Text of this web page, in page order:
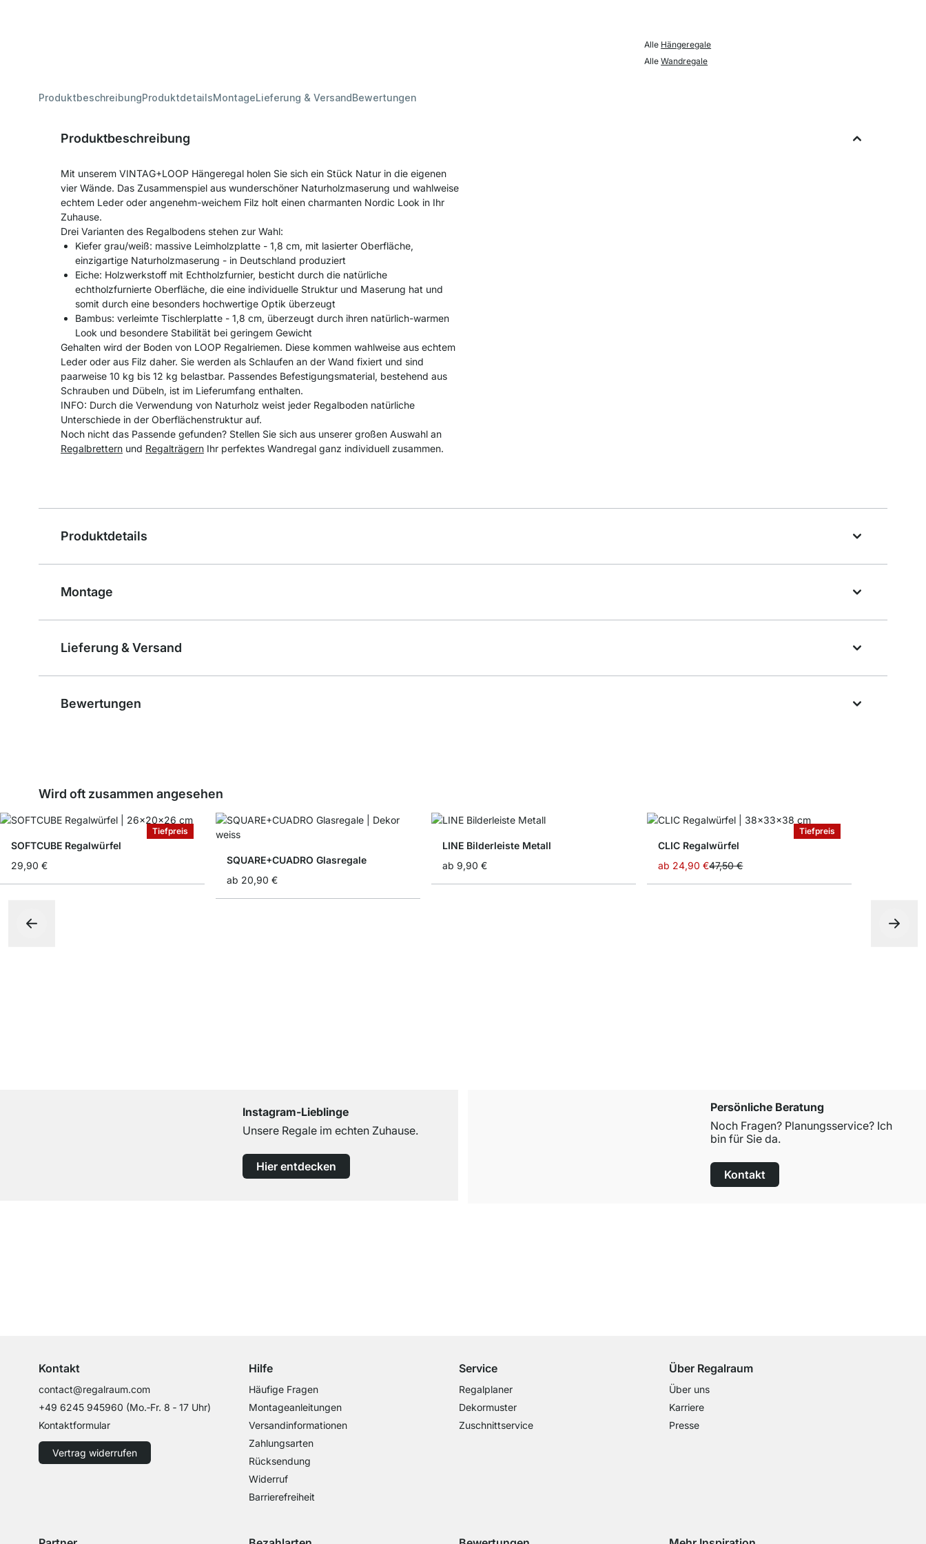
Alle Hängeregale
AlleWandregale
ProduktbeschreibungProduktdetailsMontageLieferung & VersandBewertungen
Produktbeschreibung
Mit unserem VINTAG+LOOP Hängeregal holen Sie sich ein Stück Natur in die eigenen
vier Wände. Das Zusammenspiel aus wunderschöner Naturholzmaserung und wahlweise
echtem Leder oder angenehm-weichem Filz holt einen charmanten Nordic Look in Ihr
Zuhause.
Drei Varianten des Regalbodens stehen zur Wahl:
Kiefer grau/weiß: massive Leimholzplatte - 1,8 cm, mit lasierter Oberfläche,
einzigartige Naturholzmaserung - in Deutschland produziert
Eiche: Holzwerkstoff mit Echtholzfurnier, besticht durch die natürliche
echtholzfurnierte Oberfläche, die eine individuelle Struktur und Maserung hat und
somit durch eine besonders hochwertige Optik überzeugt
Bambus: verleimte Tischlerplatte - 1,8 cm, überzeugt durch ihren natürlich-warmen
Look und besondere Stabilität bei geringem Gewicht
Gehalten wird der Boden von LOOP Regalriemen. Diese kommen wahlweise aus echtem
Leder oder aus Filz daher. Sie werden als Schlaufen an der Wand fixiert und sind
paarweise 10 kg bis 12 kg belastbar. Passendes Befestigungsmaterial, bestehend aus
Schrauben und Dübeln, ist im Lieferumfang enthalten.
INFO: Durch die Verwendung von Naturholz weist jeder Regalboden natürliche
Unterschiede in der Oberflächenstruktur auf.
Noch nicht das Passende gefunden? Stellen Sie sich aus unserer großen Auswahl an
Regalbrettern und Regalträgern Ihr perfektes Wandregal ganz individuell zusammen.
Produktdetails
Montage
Lieferung & Versand
Bewertungen
Wird oft zusammen angesehen
Tiefpreis
SOFTCUBE Regalwürfel
29,90 €
SQUARE+CUADRO Glasregale
ab 20,90 €
LINE Bilderleiste Metall
ab 9,90 €
Tiefpreis
CLIC Regalwürfel
ab 24,90 €47,50 €
Instagram-Lieblinge
Unsere Regale im echten Zuhause.
Hier entdecken
Persönliche Beratung
Noch Fragen? Planungsservice? Ich
bin für Sie da.
Kontakt
Kontakt
contact@regalraum.com
+49 6245 945960 (Mo.‑Fr. 8 ‑ 17 Uhr)
Kontaktformular
Vertrag widerrufen
Hilfe
Häufige Fragen
Montageanleitungen
Versandinformationen
Zahlungsarten
Rücksendung
Widerruf
Barrierefreiheit
Service
Regalplaner
Dekormuster
Zuschnittservice
Über Regalraum
Über uns
Karriere
Presse